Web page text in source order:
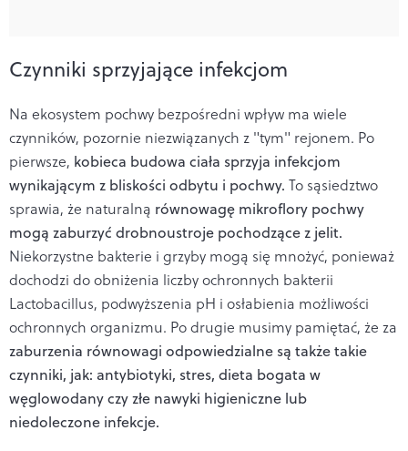
Czynniki sprzyjające infekcjom
Na ekosystem pochwy bezpośredni wpływ ma wiele
czynników, pozornie niezwiązanych z "tym" rejonem. Po
pierwsze, kobieca budowa ciała sprzyja infekcjom
wynikającym z bliskości odbytu i pochwy. To sąsiedztwo
sprawia, że naturalną równowagę mikroflory pochwy
mogą zaburzyć drobnoustroje pochodzące z jelit.
Niekorzystne bakterie i grzyby mogą się mnożyć, ponieważ
dochodzi do obniżenia liczby ochronnych bakterii
Lactobacillus, podwyższenia pH i osłabienia możliwości
ochronnych organizmu. Po drugie musimy pamiętać, że za
zaburzenia równowagi odpowiedzialne są także takie
czynniki, jak: antybiotyki, stres, dieta bogata w
węglowodany czy złe nawyki higieniczne lub
niedoleczone infekcje.